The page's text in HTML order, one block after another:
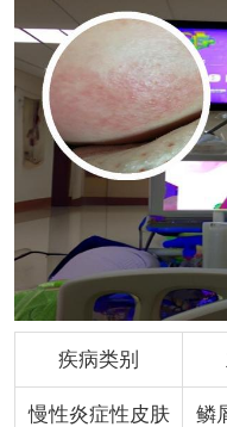
疾病类别
慢性炎症性皮肤
鳞